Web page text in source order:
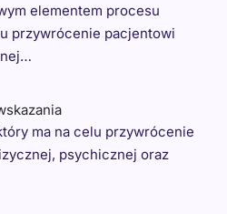
elementem procesu
przywrócenie pacjentowi
ma na celu przywrócenie
psychicznej oraz